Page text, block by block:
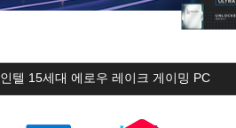
인텔 15세대 에로우 레이크 게이밍 PC